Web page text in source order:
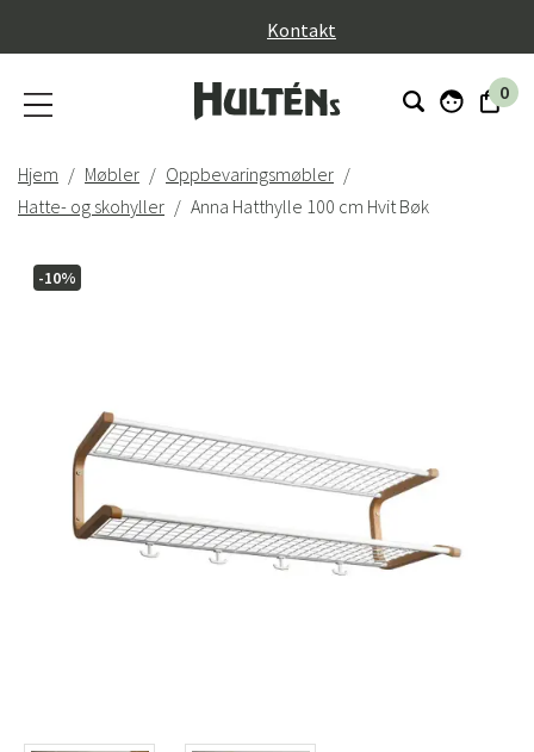
Kontakt
0
Hjem Møbler
Oppbevaringsmøbler
Hatte- og skohyller
Anna Hatthylle 100 cm Hvit Bøk
-10%